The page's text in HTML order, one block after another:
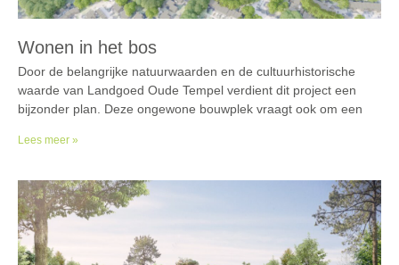
Wonen in het bos
Door de belangrijke natuurwaarden en de cultuurhistorische
waarde van Landgoed Oude Tempel verdient dit project een
bijzonder plan. Deze ongewone bouwplek vraagt ook om een
Lees meer »